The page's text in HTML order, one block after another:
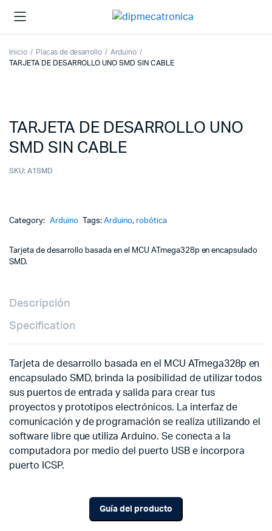
Inicio Placas de desarrollo
Arduino
TARJETA DE DESARROLLO UNO SMD SIN CABLE
TARJETA DE DESARROLLO UNO
SMD SIN CABLE
SKU: A1SMD
Category: Arduino Tags:Arduino,robótica
Tarjeta de desarrollo basada en el MCU ATmega328p en encapsulado
SMD.
Descripción
Specification
Tarjeta de desarrollo basada en el MCU ATmega328p en
encapsulado SMD, brinda la posibilidad de utilizar todos
sus puertos de entrada y salida para crear tus
proyectos y prototipos electrónicos. La interfaz de
comunicación y de programación se realiza utilizando el
software libre que utiliza Arduino. Se conecta a la
computadora por medio del puerto USB e incorpora
puerto ICSP.
Guía del producto